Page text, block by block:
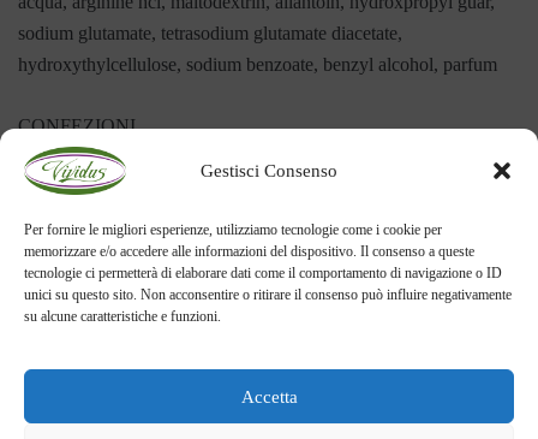
Gestisci Consenso
Per fornire le migliori esperienze, utilizziamo tecnologie come i cookie per
memorizzare e/o accedere alle informazioni del dispositivo. Il consenso a queste
tecnologie ci permetterà di elaborare dati come il comportamento di navigazione o ID
unici su questo sito. Non acconsentire o ritirare il consenso può influire negativamente
su alcune caratteristiche e funzioni.
Accetta
sodium glutamate, tetrasodium glutamate diacetate,
hydroxythylcellulose, sodium benzoate, benzyl alcohol, parfum
CONFEZIONI
100ml
Codice prodotto:AVGEL-1
Categoria:Aloe Vera